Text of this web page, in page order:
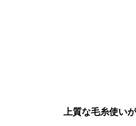
上質な毛糸使い